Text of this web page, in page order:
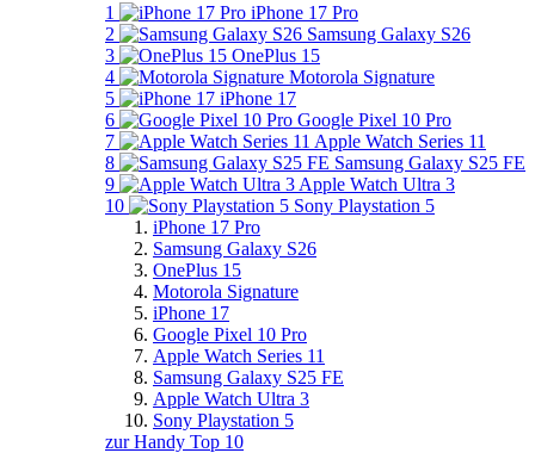
1
iPhone 17 Pro
2
Samsung Galaxy S26
3
OnePlus 15
4
Motorola Signature
5
iPhone 17
6
Google Pixel 10 Pro
7
Apple Watch Series 11
8
Samsung Galaxy S25 FE
9
Apple Watch Ultra 3
10
Sony Playstation 5
iPhone 17 Pro
Samsung Galaxy S26
OnePlus 15
Motorola Signature
iPhone 17
Google Pixel 10 Pro
Apple Watch Series 11
Samsung Galaxy S25 FE
Apple Watch Ultra 3
Sony Playstation 5
zur Handy Top 10